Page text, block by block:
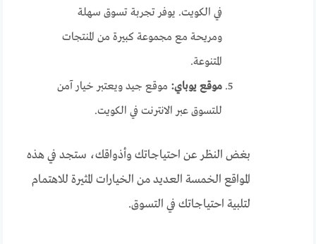
في الكويت. يوفر تجربة تسوق سهلة
ومريحة مع مجموعة كبيرة من المنتجات
المتنوعة.
موقع يوباي: موقع جيد ويعتبر خيار آمن
للتسوق عبر الانترنت في الكويت.
بغض النظر عن احتياجاتك وأذواقك، ستجد في هذه
المواقع الخمسة العديد من الخيارات المثيرة للاهتمام
لتلبية احتياجاتك في التسوق.